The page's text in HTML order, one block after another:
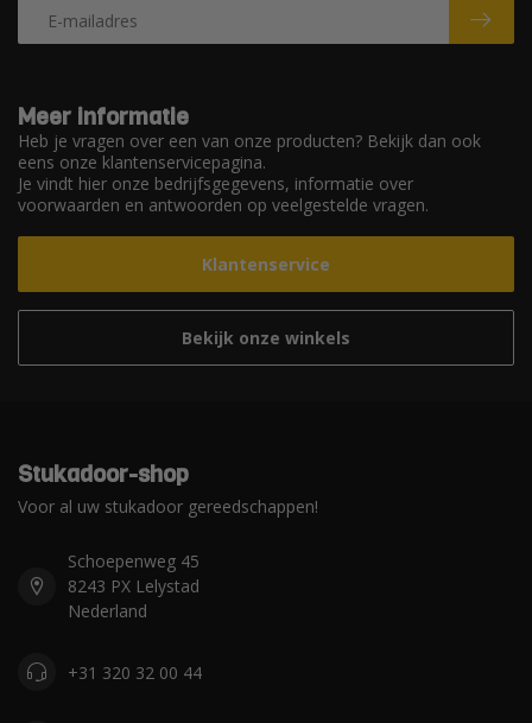
Meer informatie
Heb je vragen over een van onze producten? Bekijk dan ook
eens onze klantenservicepagina.
Je vindt hier onze bedrijfsgegevens, informatie over
voorwaarden en antwoorden op veelgestelde vragen.
Klantenservice
Bekijk onze winkels
Stukadoor-shop
Voor al uw stukadoor gereedschappen!
Schoepenweg 45
8243 PX Lelystad
Nederland
+31 320 32 00 44